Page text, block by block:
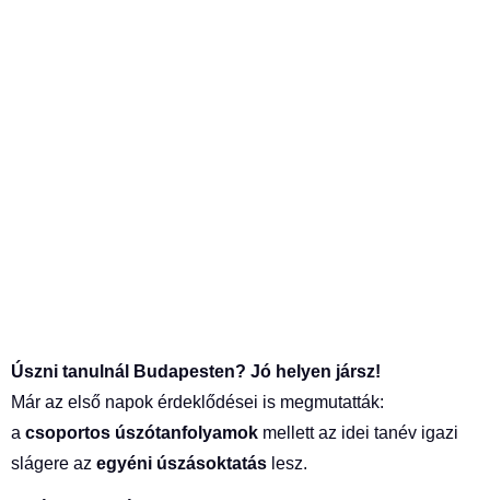
Úszni tanulnál Budapesten? Jó helyen jársz!
Már az első napok érdeklődései is megmutatták:
a csoportos úszótanfolyamok mellett az idei tanév igazi
slágere az egyéni úszásoktatás lesz.